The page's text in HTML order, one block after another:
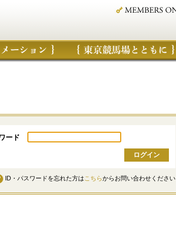
ード
ID・パスワードを忘れた方はこちらからお問い合わせください